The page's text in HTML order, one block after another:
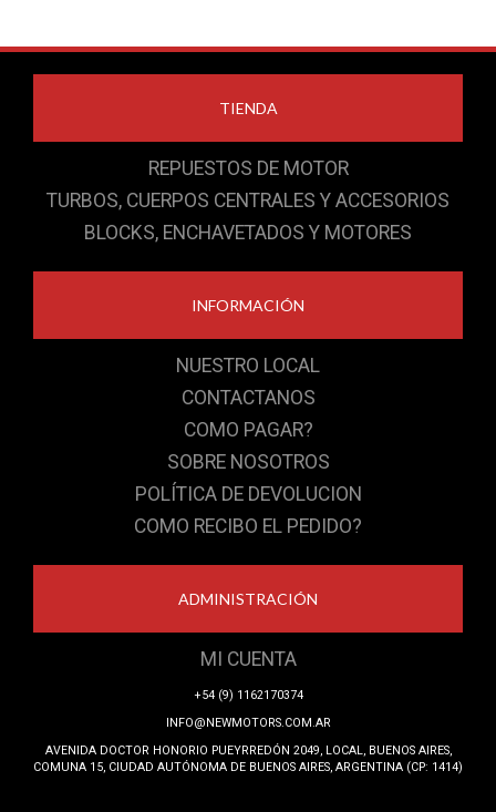
TIENDA
REPUESTOS DE MOTOR
TURBOS, CUERPOS CENTRALES Y ACCESORIOS
BLOCKS, ENCHAVETADOS Y MOTORES
INFORMACIÓN
NUESTRO LOCAL
CONTACTANOS
COMO PAGAR?
SOBRE NOSOTROS
POLÍTICA DE DEVOLUCION
COMO RECIBO EL PEDIDO?
ADMINISTRACIÓN
MI CUENTA
+54 (9) 1162170374
INFO@NEWMOTORS.COM.AR
AVENIDA DOCTOR HONORIO PUEYRREDÓN 2049, LOCAL, BUENOS AIRES,
COMUNA 15, CIUDAD AUTÓNOMA DE BUENOS AIRES, ARGENTINA (CP: 1414)